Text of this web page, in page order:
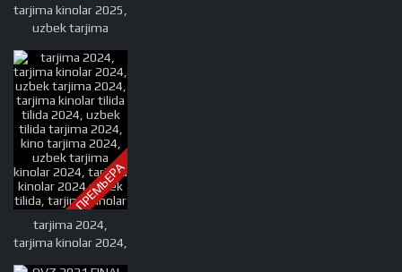
tarjima kinolar 2025,
uzbek tarjima
kinolar uzbek tilida
2025, tarjima kinolar
o zbek 2025, tarjima
kinolar o zbek tilida
2025, yangi tarjima
kinolar 2025,
uzmovi tarjima
kinolar 2025,
uzmovi com tarjima
kinolar 2025,
uzbekcha t
ПРЕМЬЕРА
tarjima 2024,
tarjima kinolar 2024,